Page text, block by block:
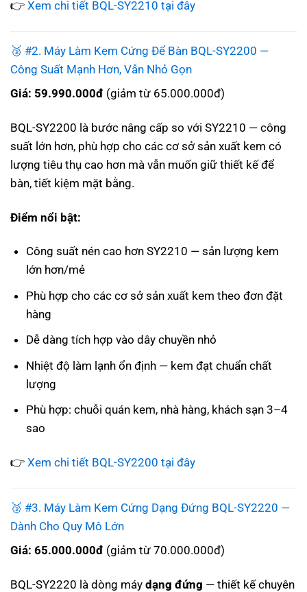
👉 Xem chi tiết BQL-SY2210 tại đây
🥈 #2. Máy Làm Kem Cứng Để Bàn BQL-SY2200 —
Công Suất Mạnh Hơn, Vẫn Nhỏ Gọn
Giá: 59.990.000đ (giảm từ 65.000.000đ)
BQL-SY2200 là bước nâng cấp so với SY2210 — công
suất lớn hơn, phù hợp cho các cơ sở sản xuất kem có
lượng tiêu thụ cao hơn mà vẫn muốn giữ thiết kế để
bàn, tiết kiệm mặt bằng.
Điểm nổi bật:
Công suất nén cao hơn SY2210 — sản lượng kem
lớn hơn/mẻ
Phù hợp cho các cơ sở sản xuất kem theo đơn đặt
hàng
Dễ dàng tích hợp vào dây chuyền nhỏ
Nhiệt độ làm lạnh ổn định — kem đạt chuẩn chất
lượng
Phù hợp: chuỗi quán kem, nhà hàng, khách sạn 3–4
sao
👉 Xem chi tiết BQL-SY2200 tại đây
🥉 #3. Máy Làm Kem Cứng Dạng Đứng BQL-SY2220 —
Dành Cho Quy Mô Lớn
Giá: 65.000.000đ (giảm từ 70.000.000đ)
BQL-SY2220 là dòng máy dạng đứng — thiết kế chuyên